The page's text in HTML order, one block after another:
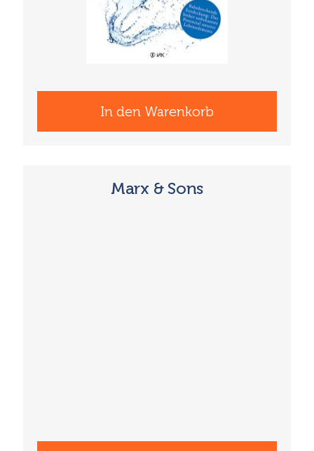
In den Warenkorb
Marx & Sons